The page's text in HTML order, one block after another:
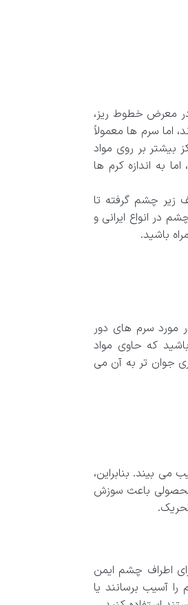
معرض خطوط ریز،
اما سرم ها معمولاً
بر روی مواد
به اندازه کرم ها
زیر چشم گرفته تا
انواع ایرانی و
باشید.
مورد سرم های دور
که حاوی مواد
جوان تر به آن می
بیند. بنابراین،
محصولی باعث سوزش
اطراف چشم ایمن
را آسیب برسانند یا